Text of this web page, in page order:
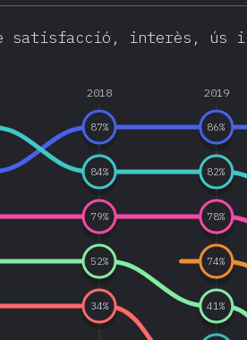
satisfacció, interès, ús i
2018 2019
87% 86%
84% 82%
79% 78%
34%
52%
41%
74%